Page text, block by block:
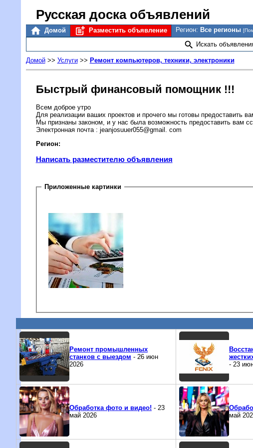
Русская доска объявлений
Домой Разместить объявление Регион: Все регионы
Искать
Домой>> Услуги>> Ремонт компьютеров, техники, электроники
Быстрый финансовый помощник !!!
Всем доброе утро
Для реализации ваших проектов и прочего мы готовы предоставить
Мы признаны законом, и у нас была возможность предоставить вам
Электронная почта : jeanjosuuer055@gmail. com
Регион:
Написать разместителю объявления
Приложенные картинки
Ремонт промышленных
станков с выездом - 26 июн
2026
- 23
Обработка фото и видео! - 23
май 2026
май